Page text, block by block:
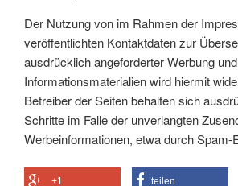
Der Nutzung von im Rahmen der
veröffentlichten Kontaktdaten zur
ausdrücklich angeforderter Werbung und
Informationsmaterialien wird hiermit
Betreiber der Seiten behalten sich
Schritte im Falle der unverlangten
Werbeinformationen, etwa durch Spam-
+1 teilen